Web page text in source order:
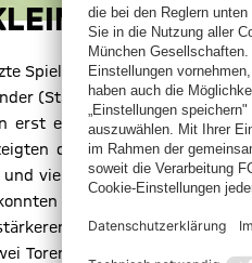
GANZ
Spielfest der Minis für
(Start des Turnieres 12:30).
erst einmal der
die Minis dann sofort,
und viel Mut im Angriff, auch
wir für uns entscheiden.
Gegner und uns ging
Toren geschlagen geben. Im